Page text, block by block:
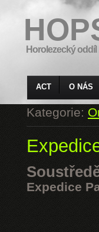
Horolezecký
ACT O NÁS
Kategorie:
Expedice